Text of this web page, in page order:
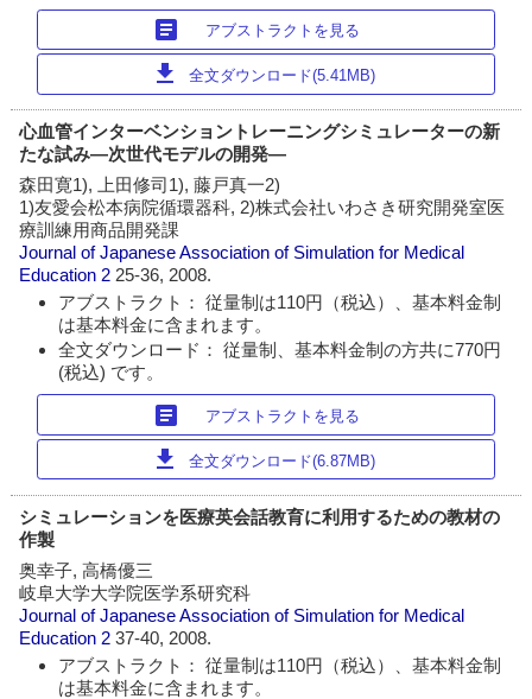
article アブストラクトを見る
download 全文ダウンロード(5.41MB)
心血管インターベンショントレーニングシミュレーターの新
たな試み―次世代モデルの開発―
森田寛1), 上田修司1), 藤戸真一2)
1)友愛会松本病院循環器科, 2)株式会社いわさき研究開発室医
療訓練用商品開発課
Journal of Japanese Association of Simulation for Medical
Education 2 25-36, 2008.
アブストラクト： 従量制は110円（税込）、基本料金制
は基本料金に含まれます。
全文ダウンロード： 従量制、基本料金制の方共に770円
(税込) です。
article アブストラクトを見る
download 全文ダウンロード(6.87MB)
シミュレーションを医療英会話教育に利用するための教材の
作製
奥幸子, 高橋優三
岐阜大学大学院医学系研究科
Journal of Japanese Association of Simulation for Medical
Education 237-40, 2008.
アブストラクト： 従量制は110円（税込）、基本料金制
は基本料金に含まれます。